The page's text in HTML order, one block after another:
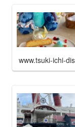
www.tsuki-ichi-